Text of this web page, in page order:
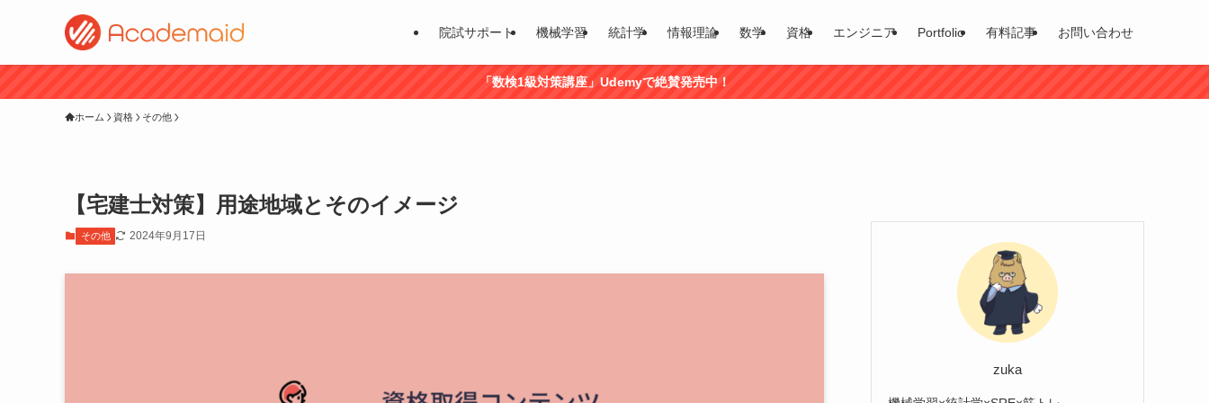
院試サポート 機械学習 統計学 情報理論 数学 資格 エンジニア Portfolio 有料記事 お問い合わせ
「数検1級対策講座」Udemyで絶賛発売中！
ホーム 資格 その他
【宅建士対策】用途地域とそのイメージ
その他 2024年9月17日
zuka